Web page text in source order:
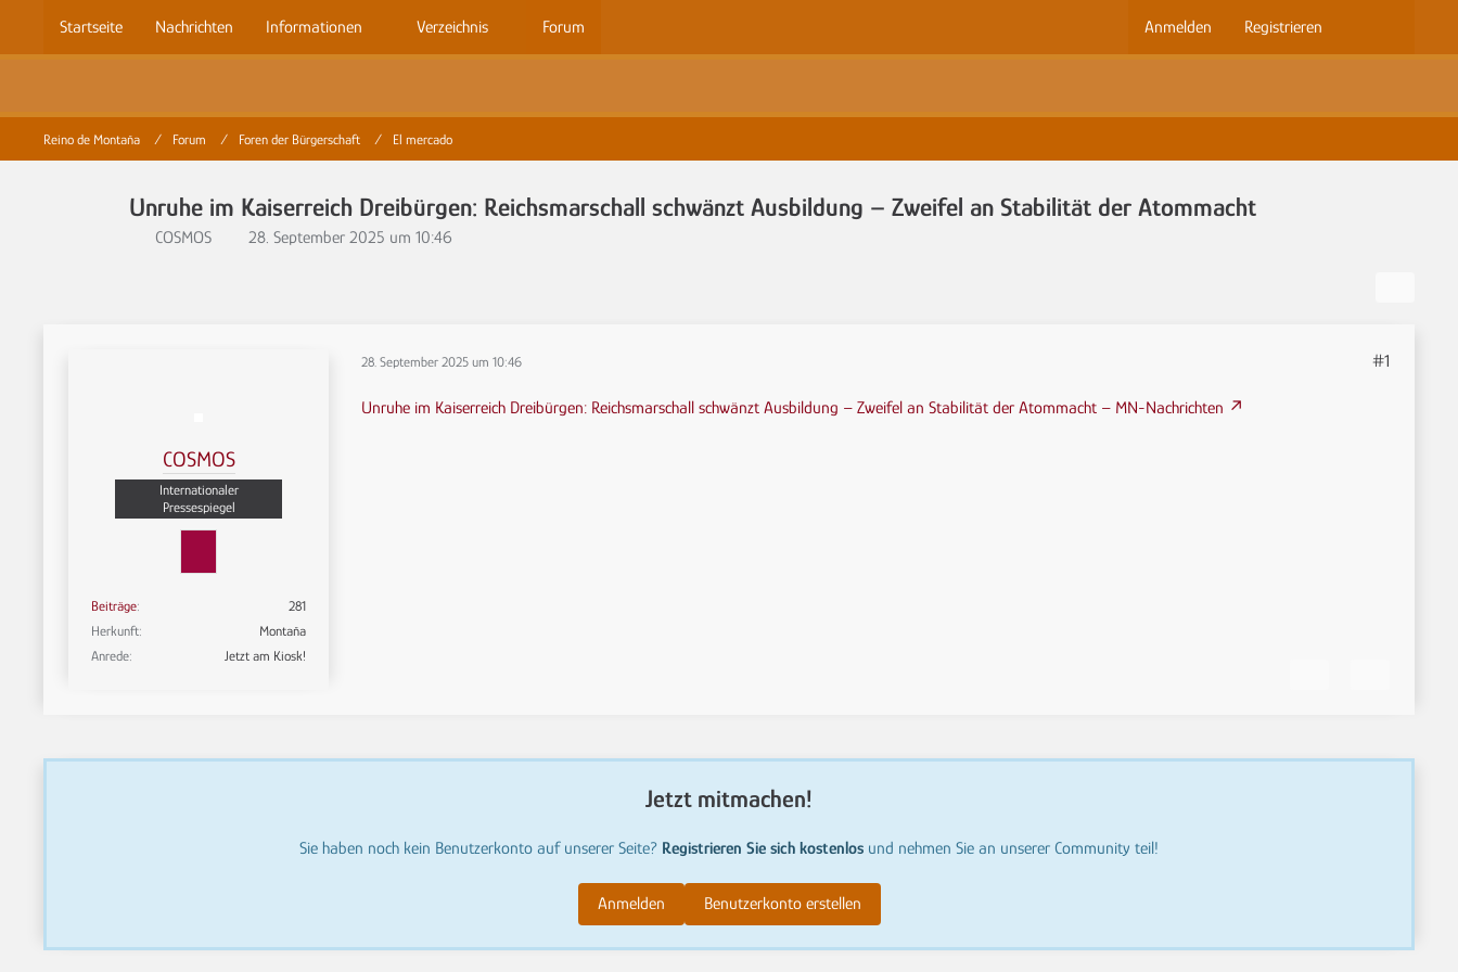
Startseite Nachrichten Informationen Verzeichnis Forum Anmelden Registrieren
Reino de Montaña Forum Foren der Bürgerschaft El mercado
Unruhe im Kaiserreich Dreibürgen: Reichsmarschall schwänzt Ausbildung – Zweifel an Stabilität der Atommacht
COSMOS 28. September 2025 um 10:46
COSMOS
Internationaler
Pressespiegel
Beiträge
281
Herkunft
Montaña
Anrede
Jetzt am Kiosk!
28. September 2025 um 10:46 #1
Unruhe im Kaiserreich Dreibürgen: Reichsmarschall schwänzt Ausbildung – Zweifel an Stabilität der Atommacht – MN-Nachrichten
Jetzt mitmachen!
Sie haben noch kein Benutzerkonto auf unserer Seite? Registrieren Sie sich kostenlosund nehmen Sie an unserer Community teil!
Benutzerkonto erstellen
Anmelden